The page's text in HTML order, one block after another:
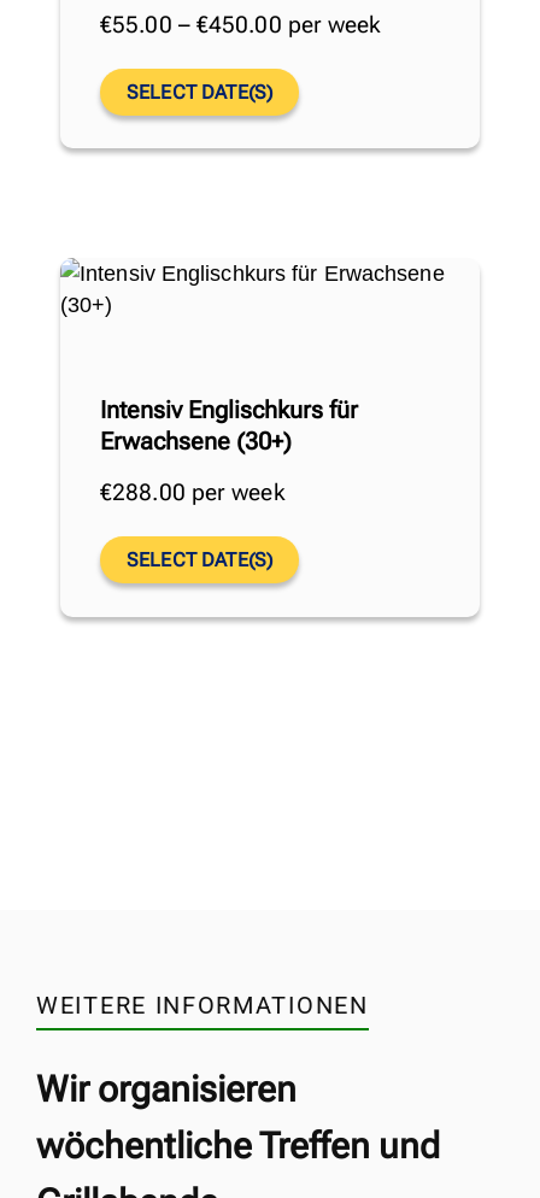
€55.00 – €450.00 per week
SELECT DATE(S)
Intensiv Englischkurs für
Erwachsene (30+)
€288.00 per week
SELECT DATE(S)
WEITERE INFORMATIONEN
Wir organisieren
wöchentliche Treffen und